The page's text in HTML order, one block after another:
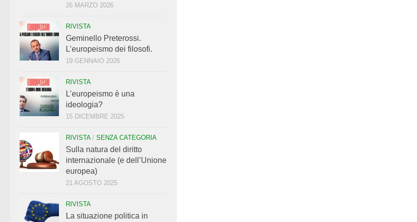
26 MARZO 2026
RIVISTA
Geminello Preterossi.
L’europeismo dei filosofi.
19 GENNAIO 2026
RIVISTA
L’europeismo è una
ideologia?
15 DICEMBRE 2025
RIVISTA/ SENZA CATEGORIA
Sulla natura del diritto
internazionale (e dell’Unione
europea)
21 AGOSTO 2025
RIVISTA
La situazione politica in